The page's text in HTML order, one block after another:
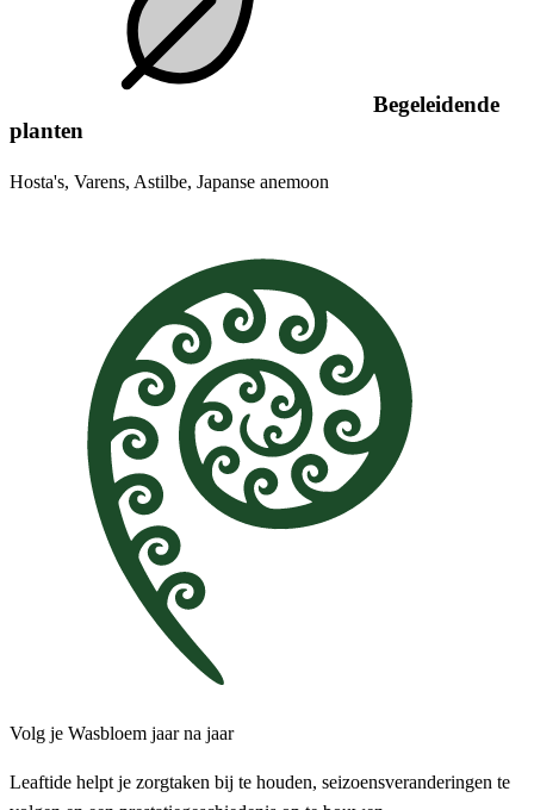
Begeleidende
planten
Hosta's, Varens, Astilbe, Japanse anemoon
Volg je Wasbloem jaar na jaar
Leaftide helpt je zorgtaken bij te houden, seizoensveranderingen te